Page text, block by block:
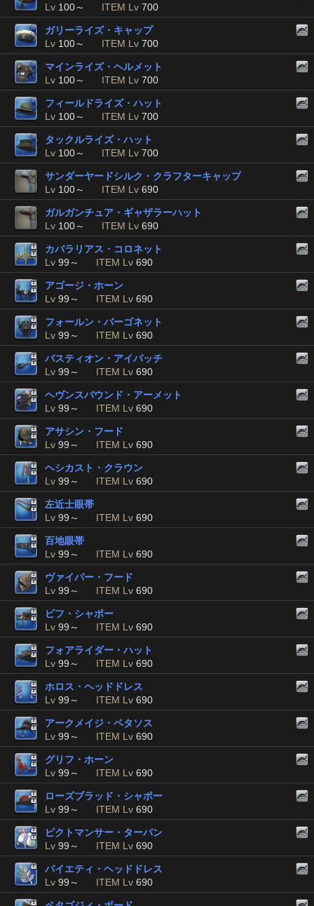
Lv 100～ ITEM Lv 700
ガリーライズ・キャップ
Lv 100～ ITEM Lv 700
マインライズ・ヘルメット
Lv 100～ ITEM Lv 700
フィールドライズ・ハット
Lv 100～ ITEM Lv 700
タックルライズ・ハット
Lv 100～ ITEM Lv 700
サンダーヤードシルク・クラフターキャップ
Lv 100～ ITEM Lv 690
ガルガンチュア・ギャザラーハット
Lv 100～ ITEM Lv 690
カバラリアス・コロネット
Lv 99～ ITEM Lv 690
アゴージ・ホーン
Lv 99～ ITEM Lv 690
フォールン・バーゴネット
Lv 99～ ITEM Lv 690
バスティオン・アイパッチ
Lv 99～ ITEM Lv 690
ヘヴンスバウンド・アーメット
Lv 99～ ITEM Lv 690
アサシン・フード
Lv 99～ ITEM Lv 690
ヘシカスト・クラウン
Lv 99～ ITEM Lv 690
左近士眼帯
Lv 99～ ITEM Lv 690
百地眼帯
Lv 99～ ITEM Lv 690
ヴァイパー・フード
Lv 99～ ITEM Lv 690
ビフ・シャポー
Lv 99～ ITEM Lv 690
フォアライダー・ハット
Lv 99～ ITEM Lv 690
ホロス・ヘッドドレス
Lv 99～ ITEM Lv 690
アークメイジ・ペタソス
Lv 99～ ITEM Lv 690
グリフ・ホーン
Lv 99～ ITEM Lv 690
ローズブラッド・シャポー
Lv 99～ ITEM Lv 690
ピクトマンサー・ターバン
Lv 99～ ITEM Lv 690
パイエティ・ヘッドドレス
Lv 99～ ITEM Lv 690